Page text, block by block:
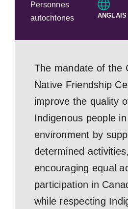
Personnes
autochtones
ANGLAIS
The mandate of the
Native Friendship
improve the quality
Indigenous people
environment by
determined activities,
encouraging equal
participation in
while respecting